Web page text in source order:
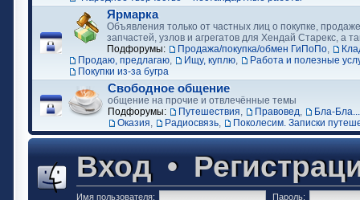
Ярмарка
Объявления только от частных лиц о покупке,
запчастей, узлов и агрегатов для Хендай Старекс, а
Подфорумы:
Продажа/покупка/обмен ГиПоПо,
Продаю, предлагаю, Ищу, куплю,
Работа и полезные
Покупки из-за бугра
Свободное общение
общение на прочие и отвлечённые темы
Подфорумы:
Путешествия, Правовед,
Бла-Бла...
Оказия, Радиосвязь, Поколесим. Записки
Вход•
Имя пользователя: Пароль: